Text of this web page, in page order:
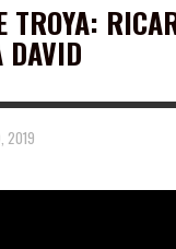
TROYA:
DAVID
2019